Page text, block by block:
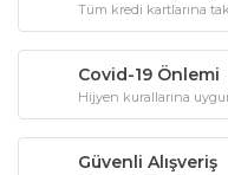
Tüm kredi kartlarına
Covid-19 Önlemi
Hijyen kurallarına
Güvenli Alışveriş